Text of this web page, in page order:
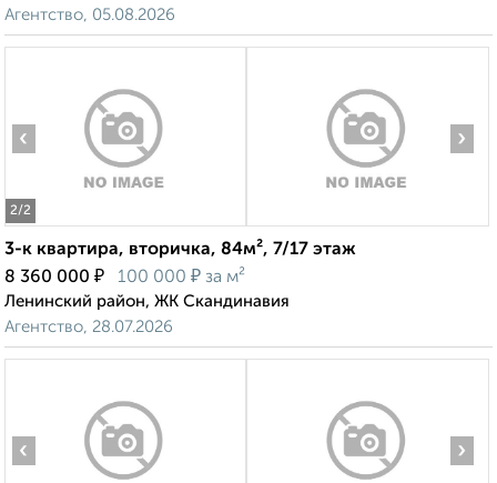
Агентство, 05.08.2026
2/2
‹ ›
3-к квартира, вторичка, 84м², 7/17 этаж
8 360 000 ₽ 100 000 ₽ за м²
Ленинский район, ЖК Скандинавия
Агентство, 28.07.2026
‹ ›